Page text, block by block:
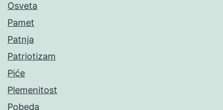
Osveta
Pamet
Patnja
Patriotizam
Piće
Plemenitost
Pobeda